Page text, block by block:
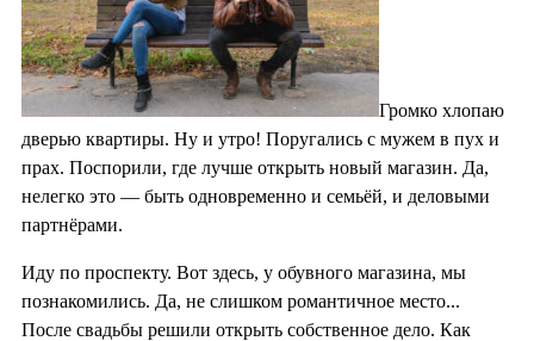
Громко хлопаю
дверью квартиры. Ну и утро! Поругались с мужем в пух и
прах. Поспорили, где лучше открыть новый магазин. Да,
нелегко это — быть одновременно и семьёй, и деловыми
партнёрами.
Иду по проспекту. Вот здесь, у обувного магазина, мы
познакомились. Да, не слишком романтичное место...
После свадьбы решили открыть собственное дело. Как